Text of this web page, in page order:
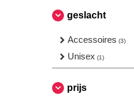
geslacht
Accessoires (3)
Unisex (1)
prijs